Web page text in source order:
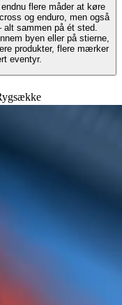
flere måder at køre
og enduro, men også
sammen på ét sted.
byen eller på stierne,
produkter, flere mærker
eventyr.